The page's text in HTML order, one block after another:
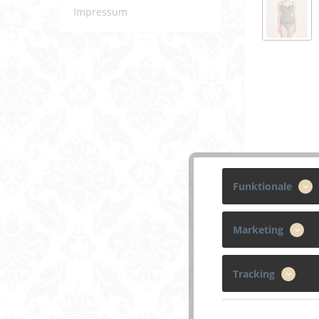
Impressum
Funktionale
Marketing
Tracking